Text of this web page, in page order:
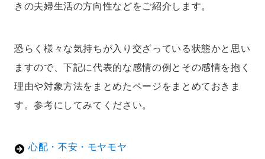
きの夫婦生活の方向性などをご紹介します。
恐らく様々な気持ちが入り交ざっている状態かと思い
ますので、下記に代表的な感情の例とその感情を抱く
理由や対象方法をまとめたページをまとめておきま
す。参考にしてみてください。
心配・不安・モヤモヤ